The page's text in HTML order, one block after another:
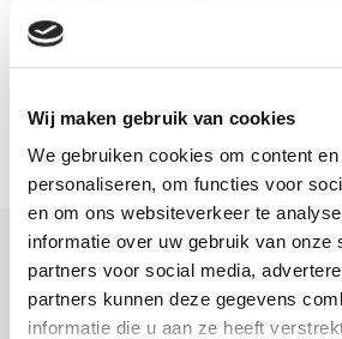
Wij maken gebruik van cookies
We gebruiken cookies om content
personaliseren, om functies voor
en om ons websiteverkeer te
informatie over uw gebruik van onze
partners voor social media,
partners kunnen deze gegevens
informatie die u aan ze heeft
tom.damen@cito.nl
of
05.
2023 naarCTE-BEM@cito.nl,
HEEFT U EEN VRAAG?
Neemt u dan